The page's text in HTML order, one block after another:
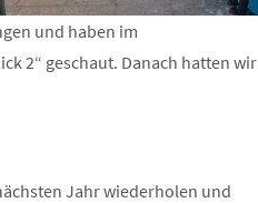
und haben im
2“ geschaut. Danach hatten wir
Jahr wiederholen und